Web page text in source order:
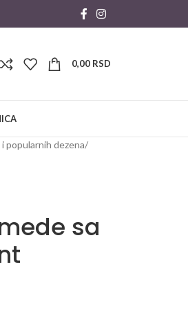
0,00 RSD
popularnih dezena/
sa